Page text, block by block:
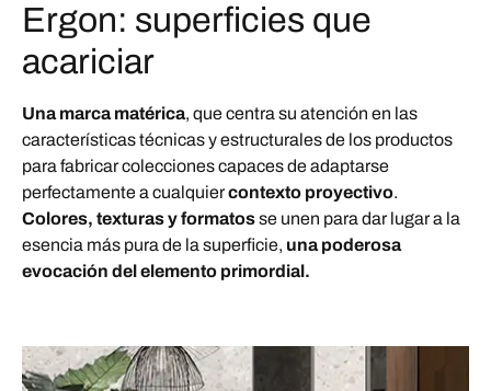
Ergon: superficies que
acariciar
Una marca matérica, que centra su atención en las
características técnicas y estructurales de los productos
para fabricar colecciones capaces de adaptarse
perfectamente a cualquiercontexto proyectivo.
Colores, texturas y formatosse unen para dar lugar a la
esencia más pura de la superficie, una poderosa
evocación del elemento primordial.